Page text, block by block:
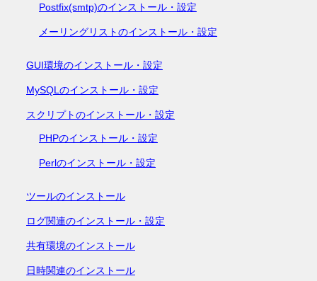
Postfix(smtp)のインストール・設定
メーリングリストのインストール・設定
GUI環境のインストール・設定
MySQLのインストール・設定
スクリプトのインストール・設定
PHPのインストール・設定
Perlのインストール・設定
ツールのインストール
ログ関連のインストール・設定
共有環境のインストール
日時関連のインストール